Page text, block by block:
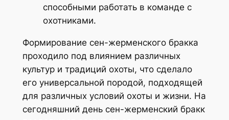
способными работать в команде с
охотниками.
Формирование сен-жерменского бракка
проходило под влиянием различных
культур и традиций охоты, что сделало
его универсальной породой, подходящей
для различных условий охоты и жизни. На
сегодняшний день сен-жерменский бракк